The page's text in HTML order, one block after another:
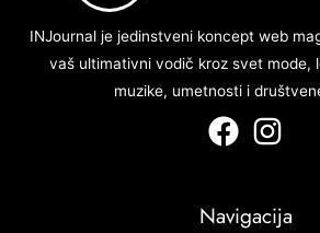
INJournal je jedinstveni koncept web
vaš ultimativni vodič kroz svet mode,
muzike, umetnosti i
Navigacija